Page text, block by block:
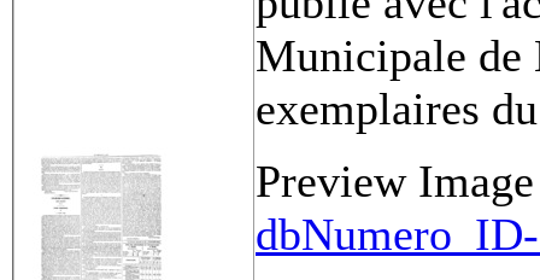
Municipale de
exemplaires
Preview Image